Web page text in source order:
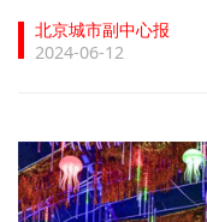
文明创建
文明培育
未成年人思想道
北京城市副中心报
2024-06-12